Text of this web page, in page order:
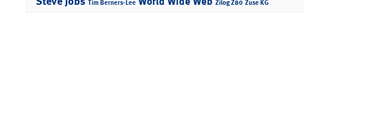
Tim Berners-Lee Zilog Z80 Zuse KG